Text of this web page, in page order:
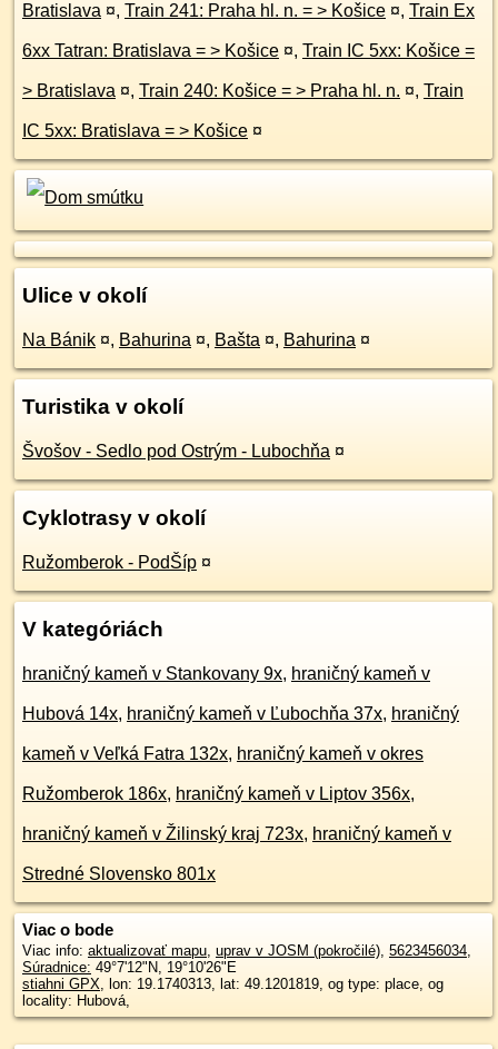
Bratislava ¤, Train 241: Praha hl. n. = > Košice ¤, Train Ex
6xx Tatran: Bratislava = > Košice ¤, Train IC 5xx: Košice =
> Bratislava ¤, Train 240: Košice = > Praha hl. n. ¤, Train
IC 5xx: Bratislava = > Košice ¤
Ulice v okolí
Na Bánik ¤, Bahurina ¤, Bašta ¤, Bahurina ¤
Turistika v okolí
Švošov - Sedlo pod Ostrým - Lubochňa ¤
Cyklotrasy v okolí
Ružomberok - PodŠíp ¤
V kategóriách
hraničný kameň v Stankovany 9x, hraničný kameň v
Hubová 14x, hraničný kameň v Ľubochňa 37x, hraničný
kameň v Veľká Fatra 132x, hraničný kameň v okres
Ružomberok 186x, hraničný kameň v Liptov 356x,
hraničný kameň v Žilinský kraj 723x, hraničný kameň v
Stredné Slovensko 801x
Viac o bode
Viac info: aktualizovať mapu, uprav v JOSM (pokročilé), 5623456034,
Súradnice: 49°7'12"N, 19°10'26"E
stiahni GPX, lon: 19.1740313, lat: 49.1201819, og type: place, og
locality: Hubová,